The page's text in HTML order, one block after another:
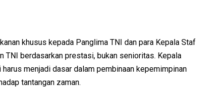
khusus kepada Panglima TNI dan para Kepala Staf
TNI berdasarkan prestasi, bukan senioritas. Kepala
menjadi dasar dalam pembinaan kepemimpinan
tantangan zaman.